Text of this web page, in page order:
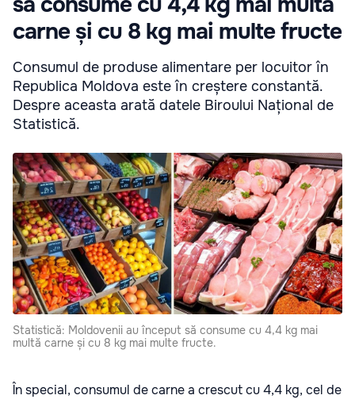
carne și cu 8 kg mai multe fructe
Consumul de produse alimentare per locuitor în
Republica Moldova este în creștere constantă.
Despre aceasta arată datele Biroului Național de
Statistică.
Statistică: Moldovenii au început să consume cu 4,4 kg mai
multă carne și cu 8 kg mai multe fructe.
În special, consumul de carne a crescut cu 4,4 kg, cel de